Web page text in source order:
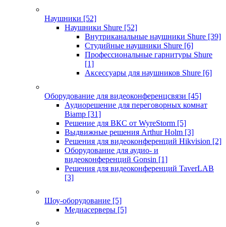
Наушники [52]
Наушники Shure [52]
Внутриканальные наушники Shure [39]
Студийные наушники Shure [6]
Профессиональные гарнитуры Shure
[1]
Аксессуары для наушников Shure [6]
Оборудование для видеоконференцсвязи [45]
Аудиорешение для переговорных комнат
Biamp [31]
Решение для ВКС от WyreStorm [5]
Выдвижные решения Arthur Holm [3]
Решения для видеоконференций Hikvision [2]
Оборудование для аудио- и
видеоконференций Gonsin [1]
Решения для видеоконференций TaverLAB
[3]
Шоу-оборудование [5]
Медиасерверы [5]